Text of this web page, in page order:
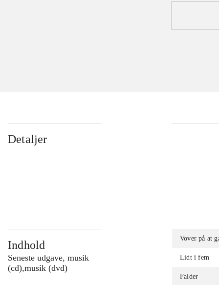
Detaljer
Indhold
Seneste udgave, musik
(cd),musik (dvd)
Vover på at
Lidt i fem
Falder